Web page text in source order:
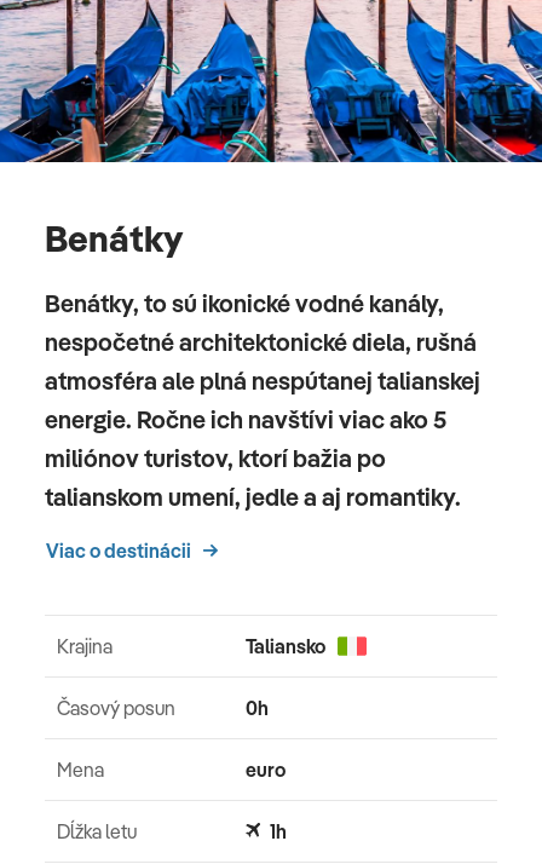
Benátky
Benátky, to sú ikonické vodné kanály,
nespočetné architektonické diela, rušná
atmosféra ale plná nespútanej talianskej
energie. Ročne ich navštívi viac ako 5
miliónov turistov, ktorí bažia po
talianskom umení, jedle a aj romantiky.
Viac o destinácii
Krajina Taliansko
Časový posun 0h
Mena euro
Dĺžka letu 1h